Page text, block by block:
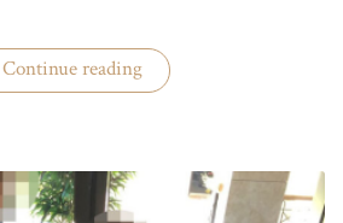
Continue reading«Кто
поспособствовал
Барсук»